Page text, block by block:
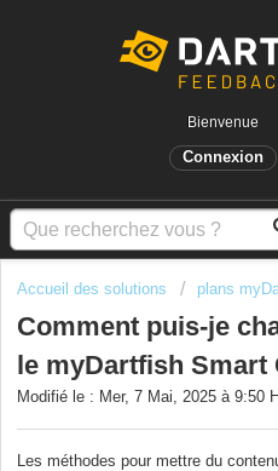
Bienvenue
Connexion
Accueil des solutions plans
Comment puis-je
le myDartfish Smart
Modifié le : Mer, 7 Mai, 2025 à 9:50 H
Les méthodes pour mettre du